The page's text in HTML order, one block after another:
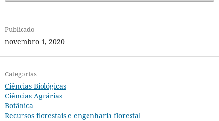
Publicado
novembro 1, 2020
Categorias
Ciências Biológicas
Ciências Agrárias
Botânica
Recursos florestais e engenharia florestal